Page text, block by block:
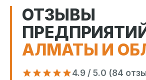
ОТЗЫВЫ
АЛМАТЫ И
4.9 / 5.0 (84